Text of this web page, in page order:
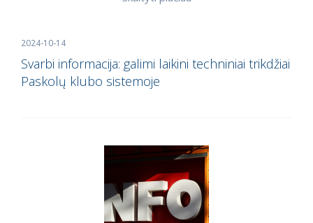
2024-10-14
Svarbi informacija: galimi laikini techniniai trikdžiai
Paskolų klubo sistemoje